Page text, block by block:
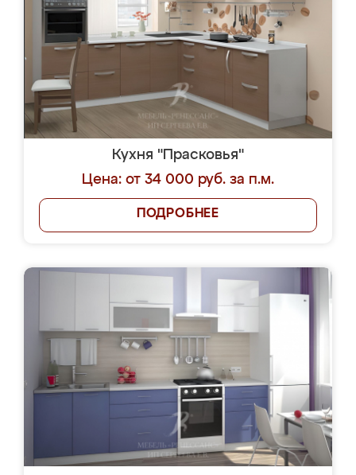
Кухня "Прасковья"
Цена: от 34 000 руб. за п.м.
ПОДРОБНЕЕ